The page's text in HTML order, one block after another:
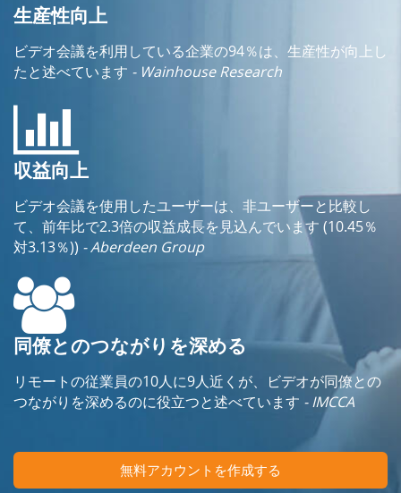
生産性向上
ビデオ会議を利用している企業の94％は、生産性が向上し
たと述べています - Wainhouse Research
収益向上
ビデオ会議を使用したユーザーは、非ユーザーと比較し
て、前年比で2.3倍の収益成長を見込んでいます (10.45％
対3.13％)) - Aberdeen Group
同僚とのつながりを深める
リモートの従業員の10人に9人近くが、ビデオが同僚との
つながりを深めるのに役立つと述べています - IMCCA
無料アカウントを作成する